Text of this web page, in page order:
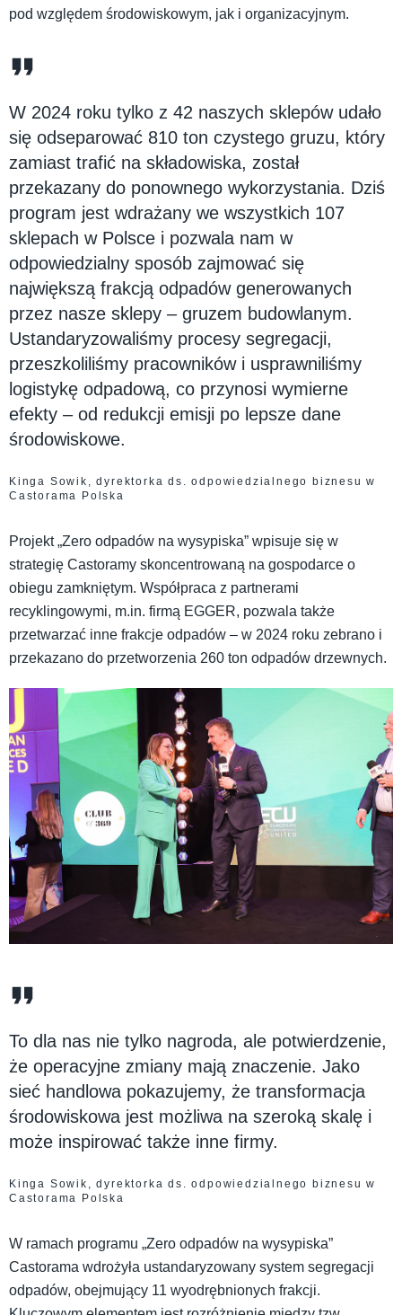
pod względem środowiskowym, jak i organizacyjnym.
W 2024 roku tylko z 42 naszych sklepów udało
się odseparować 810 ton czystego gruzu, który
zamiast trafić na składowiska, został
przekazany do ponownego wykorzystania. Dziś
program jest wdrażany we wszystkich 107
sklepach w Polsce i pozwala nam w
odpowiedzialny sposób zajmować się
największą frakcją odpadów generowanych
przez nasze sklepy – gruzem budowlanym.
Ustandaryzowaliśmy procesy segregacji,
przeszkoliliśmy pracowników i usprawniliśmy
logistykę odpadową, co przynosi wymierne
efekty – od redukcji emisji po lepsze dane
środowiskowe.
Kinga Sowik, dyrektorka ds. odpowiedzialnego biznesu w
Castorama Polska
Projekt „Zero odpadów na wysypiska” wpisuje się w
strategię Castoramy skoncentrowaną na gospodarce o
obiegu zamkniętym. Współpraca z partnerami
recyklingowymi, m.in. firmą EGGER, pozwala także
przetwarzać inne frakcje odpadów – w 2024 roku zebrano i
przekazano do przetworzenia 260 ton odpadów drzewnych.
To dla nas nie tylko nagroda, ale potwierdzenie,
że operacyjne zmiany mają znaczenie. Jako
sieć handlowa pokazujemy, że transformacja
środowiskowa jest możliwa na szeroką skalę i
może inspirować także inne firmy.
Kinga Sowik, dyrektorka ds. odpowiedzialnego biznesu w
Castorama Polska
W ramach programu „Zero odpadów na wysypiska”
Castorama wdrożyła ustandaryzowany system segregacji
odpadów, obejmujący 11 wyodrębnionych frakcji.